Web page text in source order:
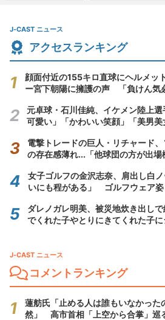
J-CAST ニュース
アクセスランキング
顔面付近の155キロ直球にヘルメッ
ー宮下朝陽に擁護の声 「負けん気
元卓球・石川佳純、イケメン陸上
可愛い」「かわいい笑顔」「美男美
電撃トレードの巨人・リチャード
の存在感薄れ...「他球団の方が出
女子ゴルフの金沢志奈、肩出し白
いにも程がある」 ゴルフウェア姿
ダレノガレ明美、被災地炊き出し
でくれた子やとりにきてくれた子に
J-CAST ニュース
コメントランキング
蓮舫氏「止める人は誰もいなかった
然」 高市首相「上空から合掌」巡